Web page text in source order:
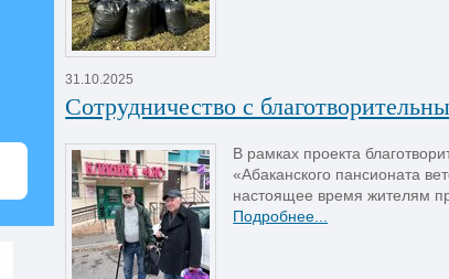
31.10.2025
Сотрудничество с
В рамках проекта
«Абаканского пансионата
настоящее время жителям
Подробнее...